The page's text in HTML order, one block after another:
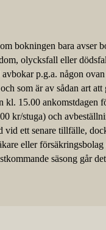
bokningen bara avser
olycksfall eller
p.g.a. någon
som är av sådan art
15.00 ankomstdagen
kr/stuga) och
ett senare tillfälle,
eller
säsong går